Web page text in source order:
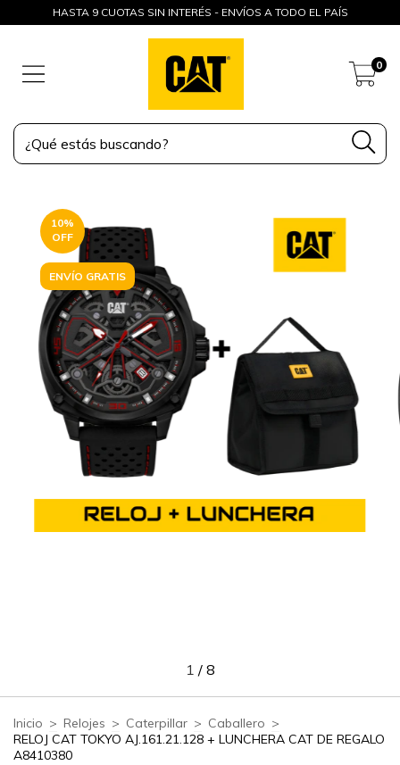
HASTA 9 CUOTAS SIN INTERÉS - ENVÍOS A TODO EL PAÍS
0
10%
OFF
ENVÍO GRATIS
1 / 8
Inicio > Relojes > Caterpillar > Caballero >
RELOJ CAT TOKYO AJ.161.21.128 + LUNCHERA CAT DE REGALO
A8410380